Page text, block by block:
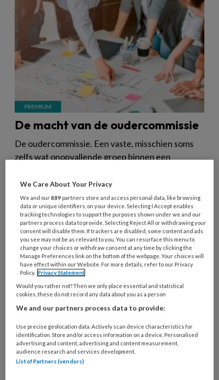
De macht van de oudercommissie
De oudercommissie. Een vaste, misschien soms
zelfs wat onopvallende groep binnen een
hun verantwoordelijkheden en wat is hun rol
binnen de kinderopvang?
16 OKTOBER 2025 NIEUWS OUDERS
We Care About Your Privacy
We and our889 partners store and access personal data, like browsing
data or unique identifiers, on your device. Selecting I Accept enables
tracking technologies to support the purposes shown under we and our
partners process data to provide. Selecting Reject All or withdrawing your
consent will disable them. If trackers are disabled, some content and ads
you see may not be as relevant to you. You can resurface this menu to
change your choices or withdraw consent at any time by clicking the
Manage Preferences link on the bottom of the webpage. Your choices will
have effect within our Website. For more details, refer to our Privacy
Policy. Privacy Statement
Would you rather not? Then we only place essential and statistical
cookies, these do not record any data about you as a person
We and our partners process data to provide:
Use precise geolocation data. Actively scan device characteristics for
identification. Store and/or access information on a device. Personalised
advertising and content, advertising and content measurement,
audience research and services development.
List of Partners (vendors)